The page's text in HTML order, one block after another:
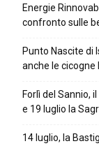
Energie
confronto sulle
Punto Nascite di
anche le
Forlì del Sannio,
e 19 luglio la
14 luglio, la